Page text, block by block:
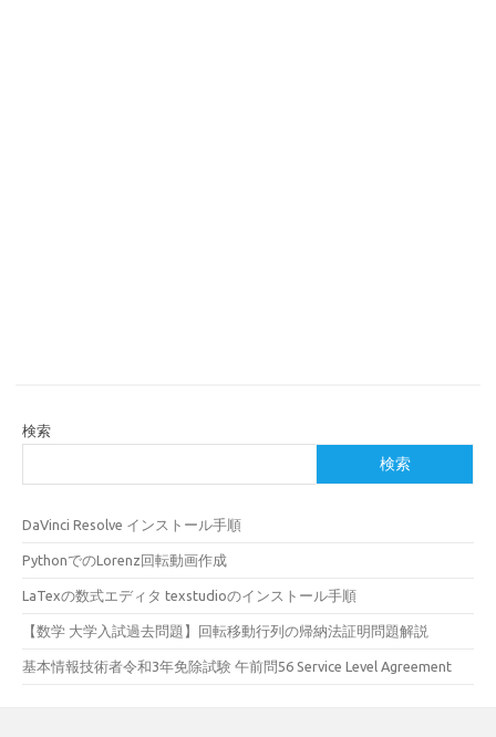
検索
検索
DaVinci Resolve インストール手順
PythonでのLorenz回転動画作成
LaTexの数式エディタ texstudioのインストール手順
【数学 大学入試過去問題】回転移動行列の帰納法証明問題解説
基本情報技術者令和3年免除試験 午前問56 Service Level Agreement